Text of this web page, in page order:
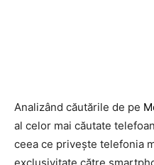
Analizând căutările de pe
al celor mai căutate
ceea ce privește telefonia